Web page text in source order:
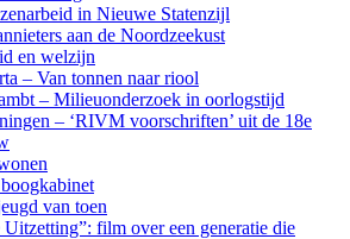
in Nieuwe Statenzijl
aan de Noordzeekust
en welzijn
– Van tonnen naar riool
– Milieuonderzoek in oorlogstijd
– ‘RIVM voorschriften’ uit de 18e
van toen
Uitzetting”: film over een generatie die